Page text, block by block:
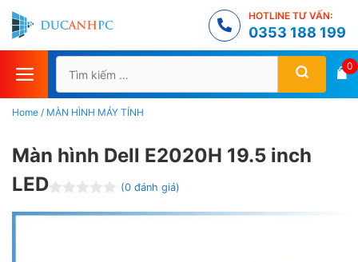
Chuyển
đến
nội
dung
HOTLINE TƯ VẤN:
0353 188 199
Tìm
kiếm
cho:
0
Home / MÀN HÌNH MÁY TÍNH
Màn hình Dell E2020H 19.5 inch
LED
ư
(0 đánh giá)